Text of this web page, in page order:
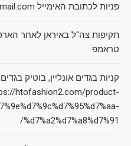
פניות לכתובת האימייל allwhatyouneed2024@gmail.com
תקיפות צה"ל באיראן לאחר
טראמפ
קניות בגדים אונליין, בוטיק
htofashion2.com/product-
%d7%a2%d7%a8%d7%91/